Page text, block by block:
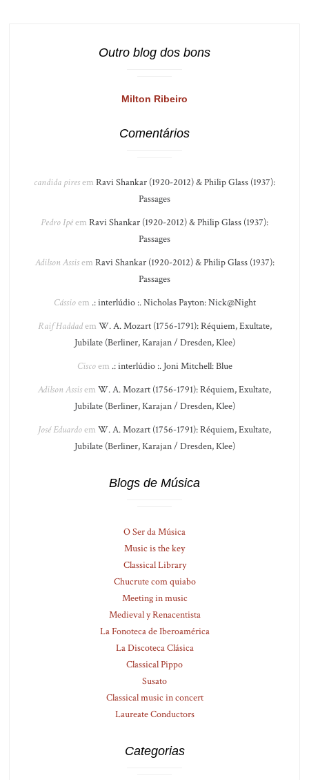
Outro blog dos bons
Milton Ribeiro
Comentários
candida piresem Ravi Shankar (1920-2012) & Philip Glass (1937):
Passages
Pedro Ipêem Ravi Shankar (1920-2012) & Philip Glass (1937):
Passages
Adilson Assisem Ravi Shankar (1920-2012) & Philip Glass (1937):
Passages
Cássioem .: interlúdio :. Nicholas Payton: Nick@Night
Raif Haddadem W. A. Mozart (1756-1791): Réquiem, Exultate,
Jubilate (Berliner, Karajan / Dresden, Klee)
Ciscoem .: interlúdio :. Joni Mitchell: Blue
Adilson Assisem W. A. Mozart (1756-1791): Réquiem, Exultate,
Jubilate (Berliner, Karajan / Dresden, Klee)
José Eduardoem W. A. Mozart (1756-1791): Réquiem, Exultate,
Jubilate (Berliner, Karajan / Dresden, Klee)
Blogs de Música
O Ser da Música
Music is the key
Classical Library
Chucrute com quiabo
Meeting in music
Medieval y Renacentista
La Fonoteca de Iberoamérica
La Discoteca Clásica
Classical Pippo
Susato
Classical music in concert
Laureate Conductors
Categorias